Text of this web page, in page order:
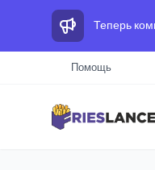
Теперь
Помощь